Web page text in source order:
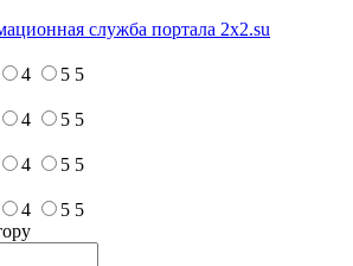
служба портала 2x2.su
4 5 5
4 5 5
4 5 5
4 5 5